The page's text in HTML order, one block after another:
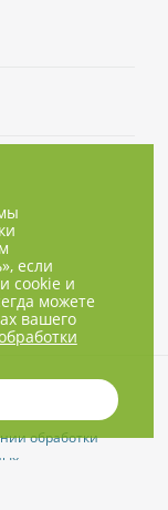
— проект
обработки
если
cookie и
можете
вашего